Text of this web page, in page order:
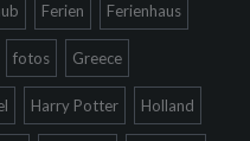
Ferien Ferienhaus
fotos Greece
Harry Potter Holland